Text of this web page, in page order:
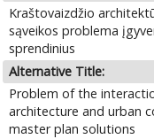
Kraštovaizdžio
sąveikos problema
sprendinius
Alternative Title:
Problem of the
architecture and urban
master plan solutions